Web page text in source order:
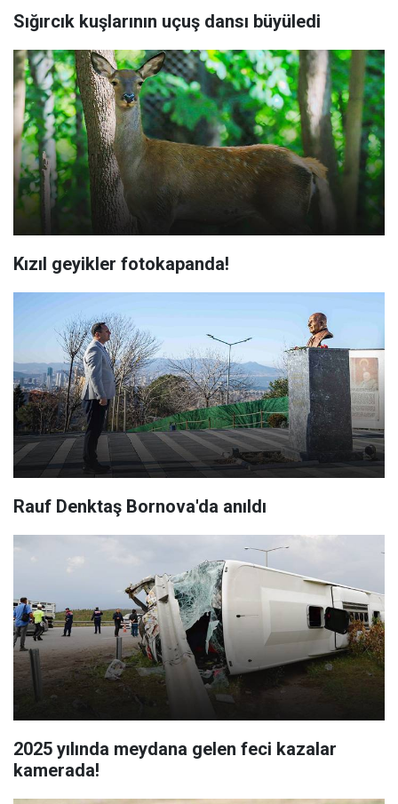
Sığırcık kuşlarının uçuş dansı büyüledi
Kızıl geyikler fotokapanda!
Rauf Denktaş Bornova'da anıldı
2025 yılında meydana gelen feci kazalar
kamerada!